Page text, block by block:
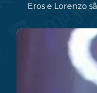
Eros e Lorenzo